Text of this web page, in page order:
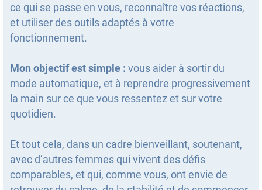
ce qui se passe en vous, reconnaître vos réactions,
et utiliser des outils adaptés à votre
fonctionnement.
Mon objectif est simple : vous aider à sortir du
mode automatique, et à reprendre progressivement
la main sur ce que vous ressentez et sur votre
quotidien.
Et tout cela, dans un cadre bienveillant, soutenant,
avec d’autres femmes qui vivent des défis
comparables, et qui, comme vous, ont envie de